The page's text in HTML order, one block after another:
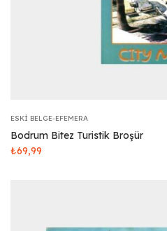
ESKI BELGE-EFEMERA
Bodrum Bitez Turistik Broşür
₺69,99